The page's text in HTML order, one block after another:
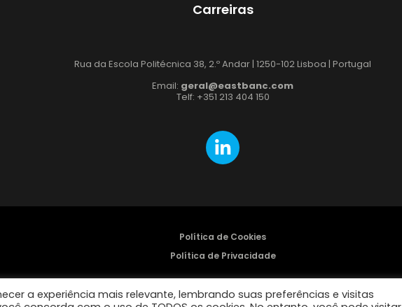
Carreiras
Rua da Escola Politécnica 38, 2.º Andar | 1250-102 Lisboa | Portugal
Email: geral@eastbanc.com
Telf: +351 213 404 150
Política de Cookies
Política de Privacidade
a experiência mais relevante, lembrando suas preferências e visitas